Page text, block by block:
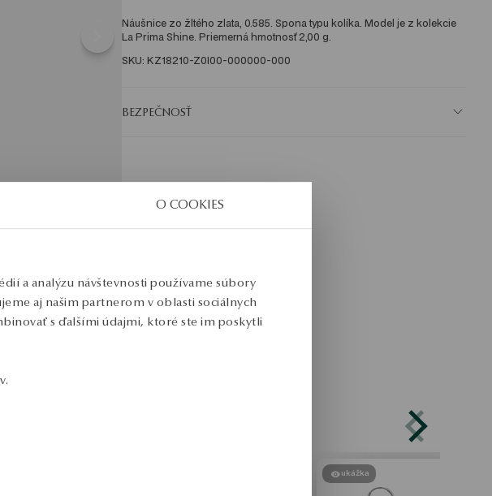
O COOKIES
a analýzu návštevnosti používame súbory
aj našim partnerom v oblasti sociálnych
s ďalšími údajmi, ktoré ste im poskytli
Náušnice zo žltého zlata, 0.585. Spona typu kolíka. Model je z kolekcie
La Prima Shine. Priemerná hmotnosť 2,00 g.
SKU: KZ18210-Z0I00-000000-000
BEZPEČNOSŤ
ukážka